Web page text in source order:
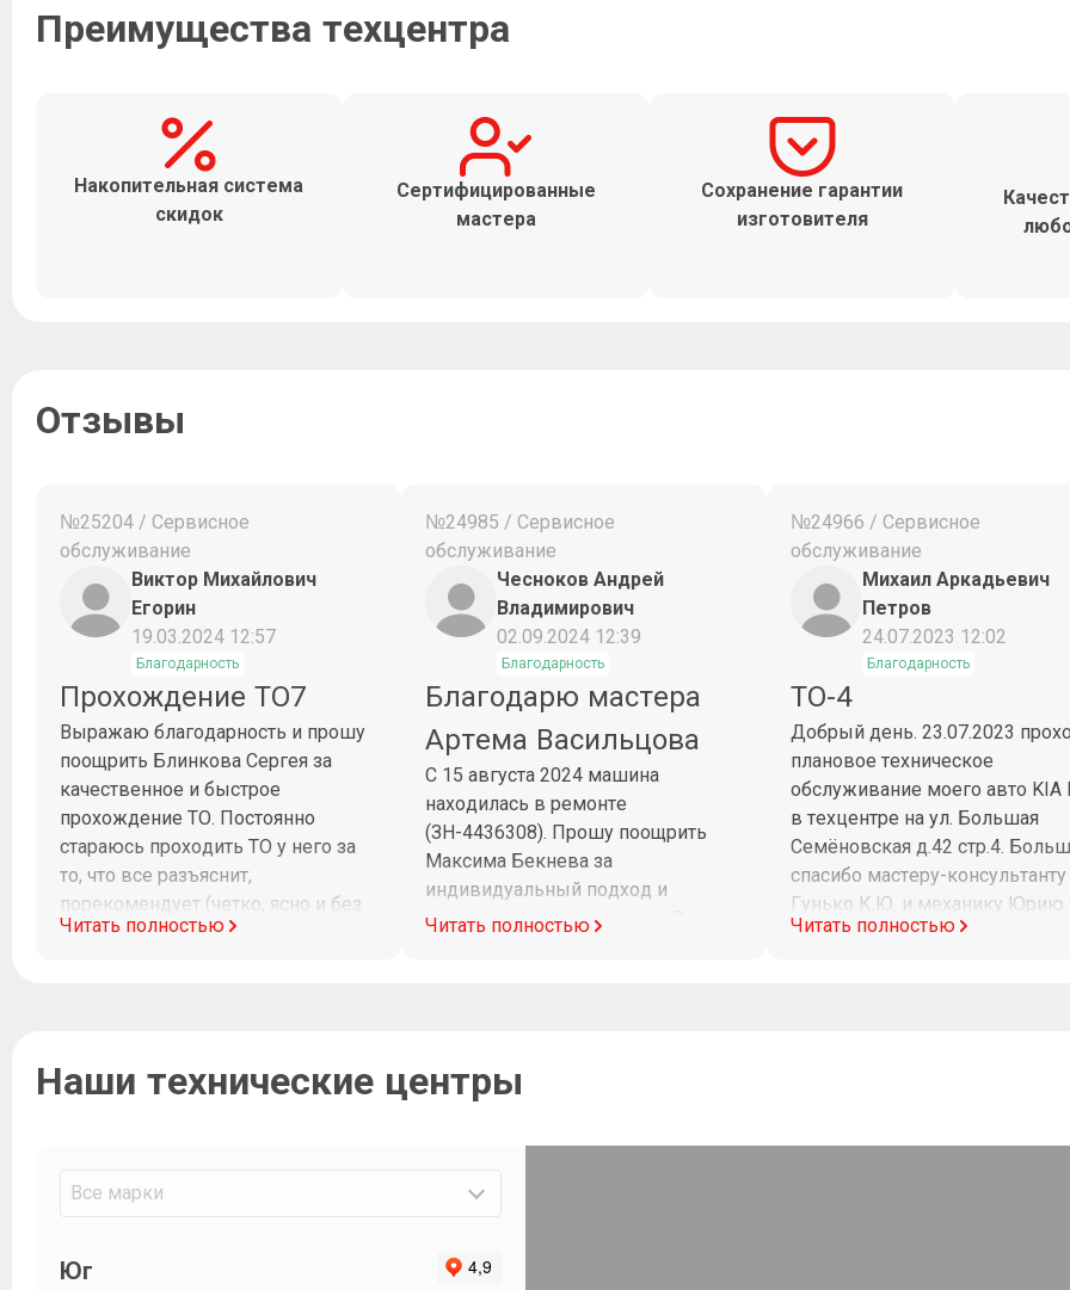
Преимущества техцентра
Накопительная система
скидок
Сертифицированные
мастера
Сохранение гарантии
изготовителя
Отзывы
№25204 / Сервисное
обслуживание
Виктор Михайлович
Егорин
19.03.2024 12:57
Благодарность
Прохождение ТО7
Выражаю благодарность и прошу
поощрить Блинкова Сергея за
качественное и быстрое
прохождение ТО. Постоянно
стараюсь проходить ТО у него за
то, что все разъяснит,
порекомендует (четко, ясно и без
заумных слов) и потом все четко и
Читать полностью
№24985 / Сервисное
обслуживание
Чесноков Андрей
Владимирович
02.09.2024 12:39
Благодарность
Благодарю мастера
Артема Васильцова
С 15 августа 2024 машина
находилась в ремонте
(ЗН-4436308). Прошу поощрить
Максима Бекнева за
индивидуальный подход и
клиентоориетированность. В ходе
доходчиво объяснил причины,
Огромное Спасибо Максиму лично
Читать полностью
№24966 / Сервисное
обслуживание
Михаил Аркадьевич
Петров
24.07.2023 12:02
Благодарность
ТО-4
Добрый день. 23.07.2023
плановое техническое
обслуживание моего авто KIA
в техцентре на ул. Большая
Семёновская д.42 стр.4.
спасибо мастеру-консультанту
Гунько К.Ю. и механику Юрию
их профессиональный подход и
Читать полностью
Наши технические центры
Все марки
Юг